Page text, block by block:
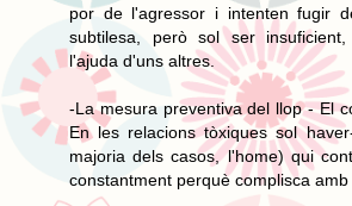
por de l'agressor i intenten fugir
subtilesa, però sol ser
l'ajuda d'uns altres.
-La mesura preventiva del llop - El
En les relacions tòxiques sol
majoria dels casos, l'home) qui
constantment perquè complisca amb